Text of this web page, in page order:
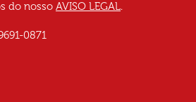
do nosso AVISO LEGAL.
0871